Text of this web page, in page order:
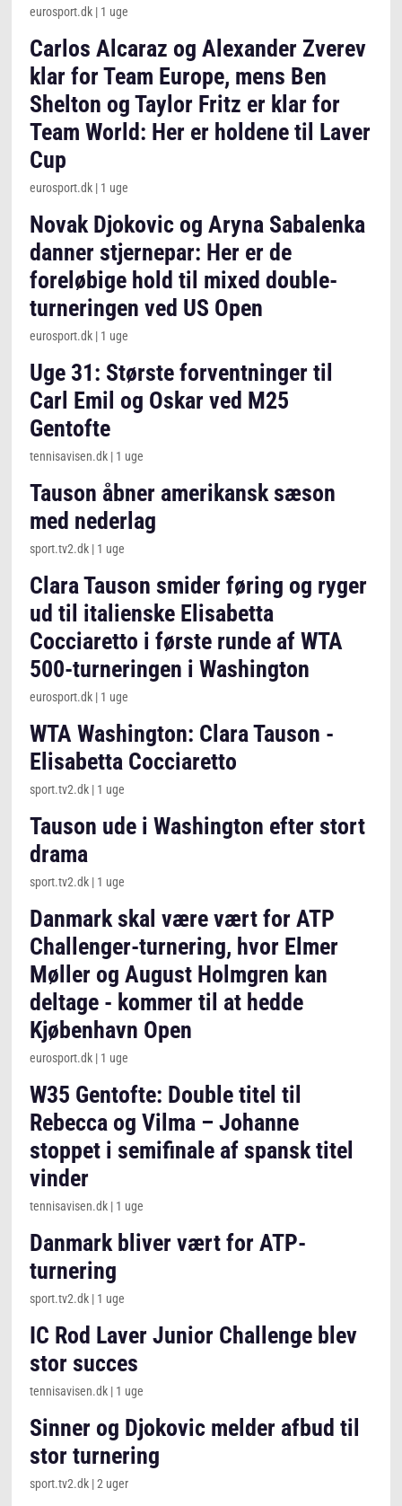
eurosport.dk | 1 uge
Carlos Alcaraz og Alexander Zverev
klar for Team Europe, mens Ben
Shelton og Taylor Fritz er klar for
Team World: Her er holdene til Laver
Cup
eurosport.dk | 1 uge
Novak Djokovic og Aryna Sabalenka
danner stjernepar: Her er de
foreløbige hold til mixed double-
turneringen ved US Open
eurosport.dk | 1 uge
Uge 31: Største forventninger til
Carl Emil og Oskar ved M25
Gentofte
tennisavisen.dk | 1 uge
Tauson åbner amerikansk sæson
med nederlag
sport.tv2.dk | 1 uge
Clara Tauson smider føring og ryger
ud til italienske Elisabetta
Cocciaretto i første runde af WTA
500-turneringen i Washington
eurosport.dk | 1 uge
WTA Washington: Clara Tauson -
Elisabetta Cocciaretto
sport.tv2.dk | 1 uge
Tauson ude i Washington efter stort
drama
sport.tv2.dk | 1 uge
Danmark skal være vært for ATP
Challenger-turnering, hvor Elmer
Møller og August Holmgren kan
deltage - kommer til at hedde
Kjøbenhavn Open
eurosport.dk | 1 uge
W35 Gentofte: Double titel til
Rebecca og Vilma – Johanne
stoppet i semifinale af spansk titel
vinder
tennisavisen.dk | 1 uge
Danmark bliver vært for ATP-
turnering
sport.tv2.dk | 1 uge
IC Rod Laver Junior Challenge blev
stor succes
tennisavisen.dk | 1 uge
Sinner og Djokovic melder afbud til
stor turnering
sport.tv2.dk |2 uger